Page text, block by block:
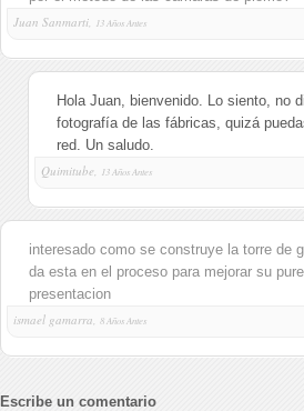
Juan Sanmarti,
13 Años Antes
Hola Juan, bienvenido. Lo siento, no
fotografía de las fábricas, quizá
red. Un saludo.
Quimitube,
13 Años Antes
interesado como se construye la torre de
da esta en el proceso para mejorar su
presentacion
ismael gamarra,
8 Años Antes
Escribe un comentario